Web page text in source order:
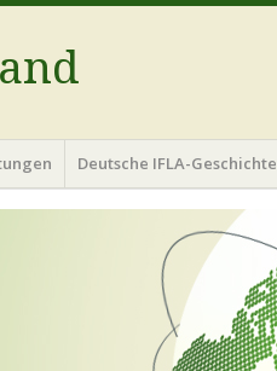
Deutsche IFLA-Geschichte